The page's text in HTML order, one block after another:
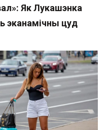
Як Лукашэнка
эканамічны цуд